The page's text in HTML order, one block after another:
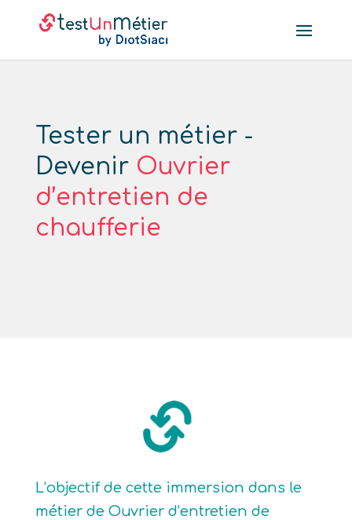
Tester un métier -
Devenir Ouvrier
d’entretien de
chaufferie
L’objectif de cette immersion dans le
métier de Ouvrier d’entretien de